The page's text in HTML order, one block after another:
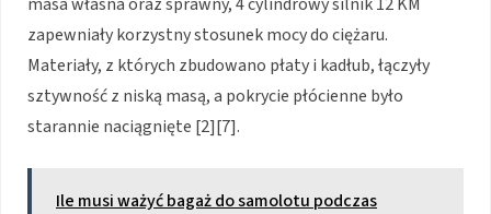
zapewniały korzystny stosunek mocy do ciężaru.
Materiały, z których zbudowano płaty i kadłub, łączyły
sztywność z niską masą, a pokrycie płócienne było
starannie naciągnięte [2][7].
Ile musi ważyć bagaż do samolotu podczas